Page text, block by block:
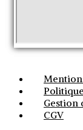
Gestion
CGV